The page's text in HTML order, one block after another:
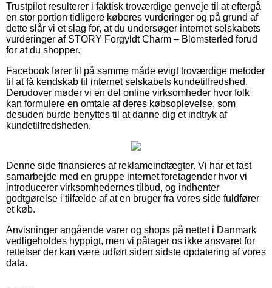
Trustpilot resulterer i faktisk troværdige genveje til at eftergå
en stor portion tidligere køberes vurderinger og på grund af
dette slår vi et slag for, at du undersøger internet selskabets
vurderinger af STORY Forgyldt Charm – Blomsterled forud
for at du shopper.
Facebook fører til på samme måde evigt troværdige metoder
til at få kendskab til internet selskabets kundetilfredshed.
Derudover møder vi en del online virksomheder hvor folk
kan formulere en omtale af deres købsoplevelse, som
desuden burde benyttes til at danne dig et indtryk af
kundetilfredsheden.
Denne side finansieres af reklameindtægter. Vi har et fast
samarbejde med en gruppe internet foretagender hvor vi
introducerer virksomhedernes tilbud, og indhenter
godtgørelse i tilfælde af at en bruger fra vores side fuldfører
et køb.
Anvisninger angående varer og shops på nettet i Danmark
vedligeholdes hyppigt, men vi påtager os ikke ansvaret for
rettelser der kan være udført siden sidste opdatering af vores
data.